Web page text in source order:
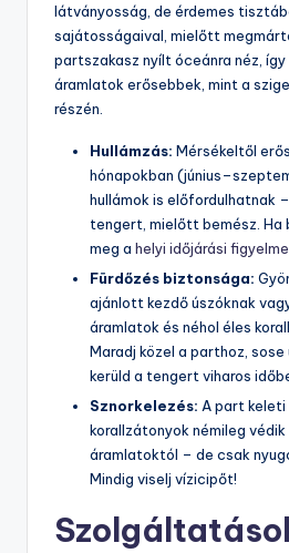
látványosság, de érdemes
sajátosságaival, mielőtt
partszakasz nyílt óceánra néz, így
áramlatok erősebbek, mint a
részén.
Hullámzás: Mérsékeltől
hónapokban
hullámok is előfordulhatnak
tengert, mielőtt bemész. Ha
meg a helyi időjárási
Fürdőzés biztonsága:
ajánlott kezdő úszóknak
áramlatok és néhol éles
Maradj közel a parthoz, sose
kerüld a tengert viharos
Sznorkelezés: A part keleti
korallzátonyok némileg
áramlatoktól – de csak
Mindig viselj vízicipőt!